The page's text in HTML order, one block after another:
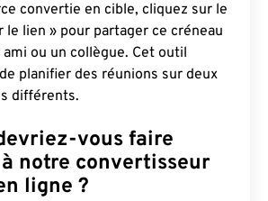
convertie en cible, cliquez sur le
le lien » pour partager ce créneau
ou un collègue. Cet outil
planifier des réunions sur deux
différents.
vous faire
notre convertisseur
ligne ?